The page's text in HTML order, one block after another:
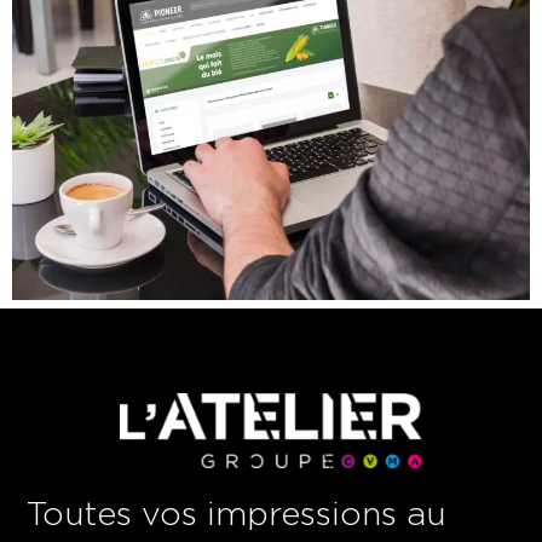
Toutes vos impressions au